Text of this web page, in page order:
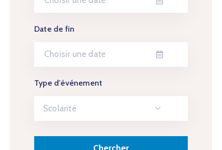
Date de fin
Type d'événement
Scolarité